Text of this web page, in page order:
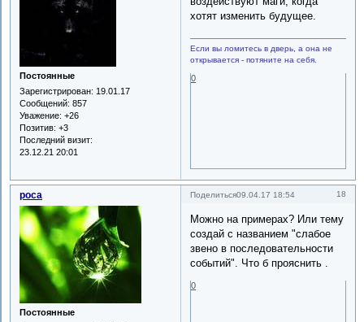
Постоянные
Зарегистрирован: 19.01.17
Сообщений: 857
Уважение: +26
Позитив: +3
Последний визит:
23.12.21 20:01
хотят изменить будущее.
Если вы ломитесь в дверь, а она не
открывается - потяните на себя.
0
Поделиться 18
09.04.17 18:54
роса
Постоянные
Можно на примерах? Или тему
создай с названием "слабое
звено в последовательности
событий". Что б прояснить .
0